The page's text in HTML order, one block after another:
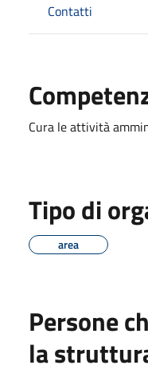
Contatti
Cura le attività
Tipo di
area
Persone
la